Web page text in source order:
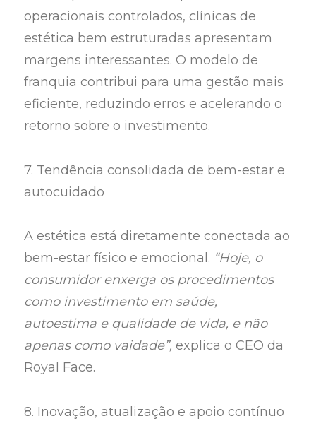
operacionais controlados, clínicas de
estética bem estruturadas apresentam
margens interessantes. O modelo de
franquia contribui para uma gestão mais
eficiente, reduzindo erros e acelerando o
retorno sobre o investimento.
7. Tendência consolidada de bem-estar e
autocuidado
A estética está diretamente conectada ao
bem-estar físico e emocional. “Hoje, o
consumidor enxerga os procedimentos
como investimento em saúde,
autoestima e qualidade de vida, e não
apenas como vaidade”, explica o CEO da
Royal Face.
8. Inovação, atualização e apoio contínuo